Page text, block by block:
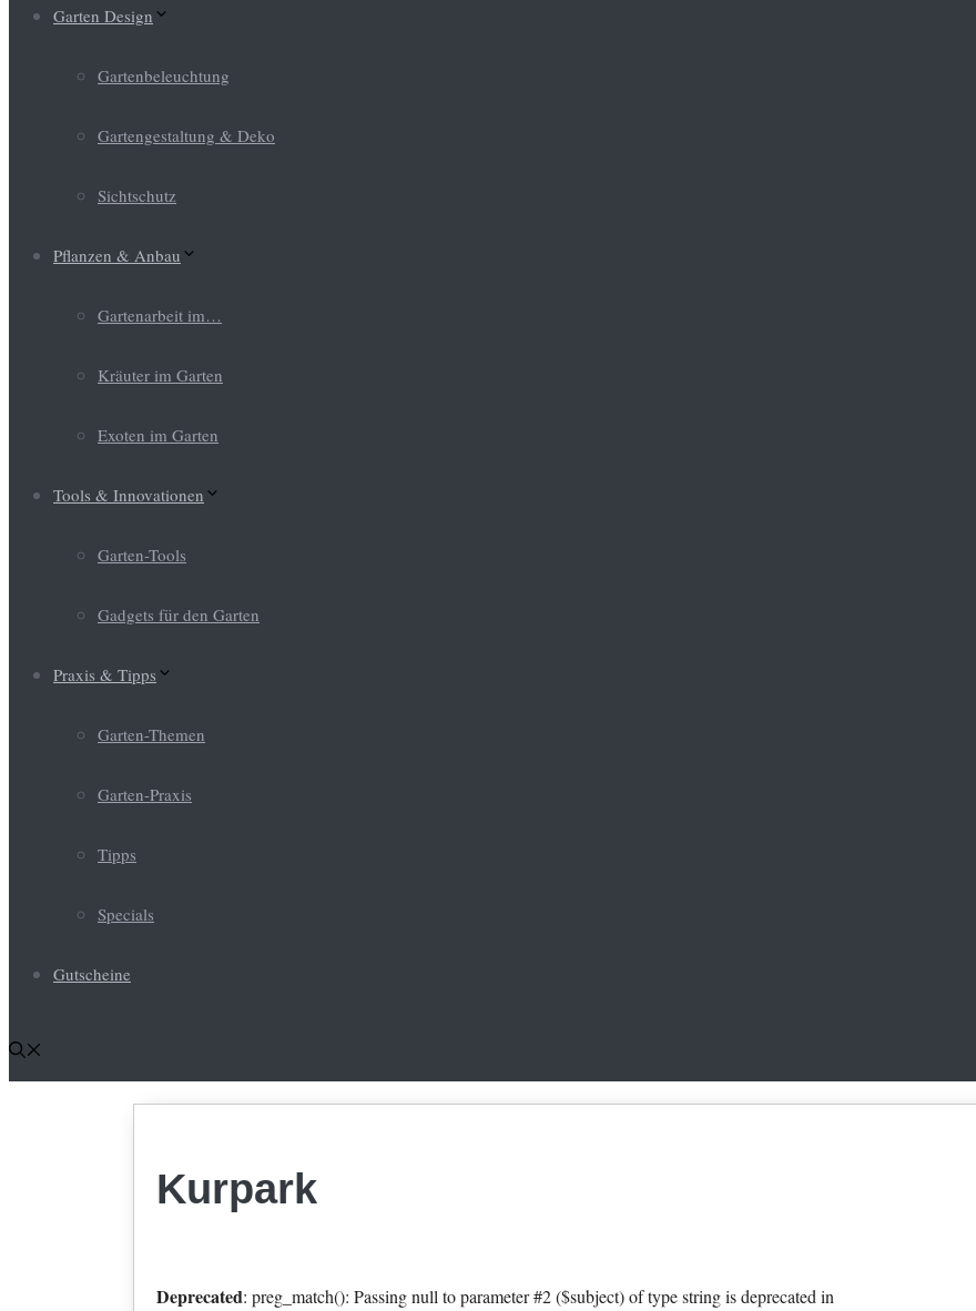
Garten Design
Gartenbeleuchtung
Gartengestaltung & Deko
Sichtschutz
Pflanzen & Anbau
Gartenarbeit im…
Kräuter im Garten
Exoten im Garten
Tools & Innovationen
Garten-Tools
Gadgets für den Garten
Praxis & Tipps
Garten-Themen
Garten-Praxis
Tipps
Specials
Gutscheine
Kurpark
Deprecated: preg_match(): Passing null to parameter #2 ($subject) of type string is deprecated in